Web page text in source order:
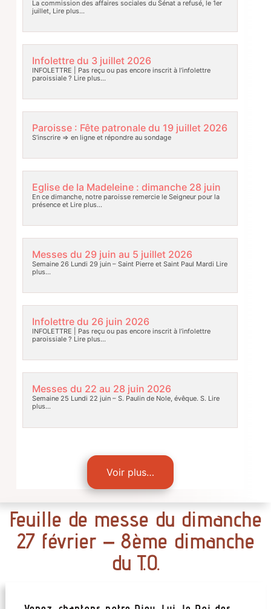
La commission des affaires sociales du Sénat a refusé, le 1er
juillet, Lire plus…
Infolettre du 3 juillet 2026
INFOLETTRE | Pas reçu ou pas encore inscrit à l’infolettre
paroissiale ? Lire plus…
Paroisse : Fête patronale du 19 juillet 2026
S’inscrire => en ligne et répondre au sondage
Eglise de la Madeleine : dimanche 28 juin
En ce dimanche, notre paroisse remercie le Seigneur pour la
présence etLire plus…
Messes du 29 juin au 5 juillet 2026
Semaine 26 Lundi 29 juin – Saint Pierre et Saint Paul Mardi Lire
plus…
Infolettre du 26 juin 2026
INFOLETTRE | Pas reçu ou pas encore inscrit à l’infolettre
paroissiale ? Lire plus…
Messes du 22 au 28 juin 2026
Semaine 25 Lundi 22 juin – S. Paulin de Nole, évêque. S. Lire
plus…
Voir plus…
Feuille de messe du dimanche
27 février – 8ème dimanche
du T.O.